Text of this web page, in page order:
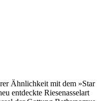
Ähnlichkeit mit dem »Star
entdeckte Riesenasselart